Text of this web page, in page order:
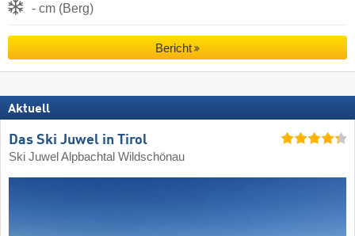
- cm (Berg)
Bericht
Aktuell
Das Ski Juwel in Tirol
Ski Juwel Alpbachtal Wildschönau